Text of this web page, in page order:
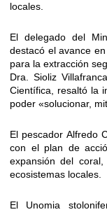
locales.
El delegado del
destacó el avance
para la extracción
Dra. Sioliz
Científica, resaltó la
poder «solucionar,
El pescador Alfredo
con el plan de
expansión del
ecosistemas locales.
El Unomia